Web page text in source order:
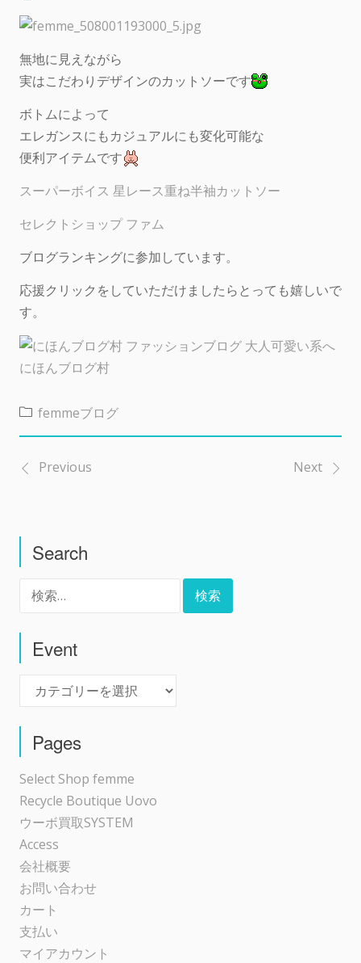
無地に見えながら
実はこだわりデザインのカットソーです
ボトムによって
エレガンスにもカジュアルにも変化可能な
便利アイテムです
スーパーボイス 星レース重ね半袖カットソー
セレクトショップ ファム
ブログランキングに参加しています。
応援クリックをしていただけましたらとっても嬉しいで
す。
にほんブログ村
femmeブログ
投
ナ
ビ
ゲ
ー
シ
ョ
ン
Previous Next
Search
Event
Pages
Select Shop femme
Recycle Boutique Uovo
ウーボ買取SYSTEM
Access
会社概要
お問い合わせ
カート
支払い
マイアカウント